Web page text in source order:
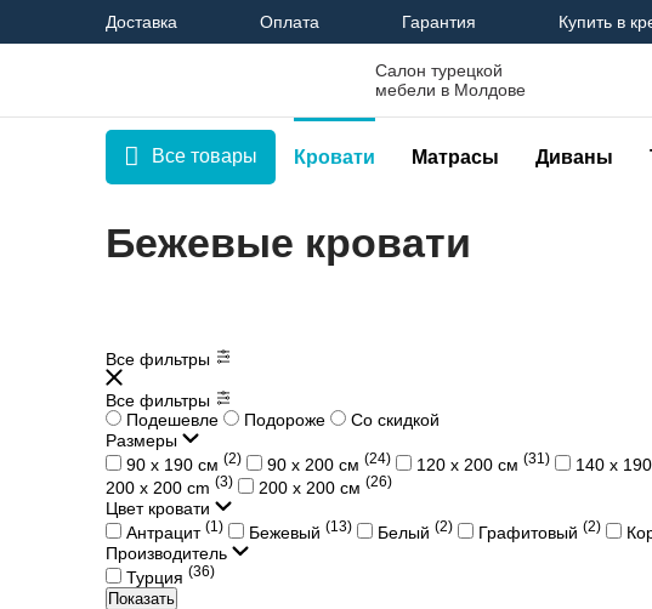
Доставка Оплата Гарантия Купить в
Салон турецкой
мебели в Молдове
Все товары Кровати Матрасы Диваны
Бежевые кровати
Все фильтры
Все фильтры
Подешевле
Подороже
Со скидкой
Размеры
90 х 190 см (2) 90 х 200 см (24) 120 х 200 см (31) 140 х
200 x 200 cm (3) 200 х 200 см (26)
Цвет кровати
Антрацит (1) Бежевый (13) Белый (2) Графитовый (2)
Производитель
Турция (36)
Показать